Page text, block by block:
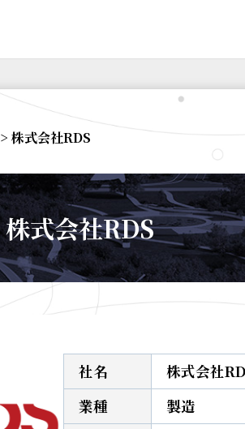
> 株式会社RDS
株式会社RDS
社名
株式会社
業種
製造